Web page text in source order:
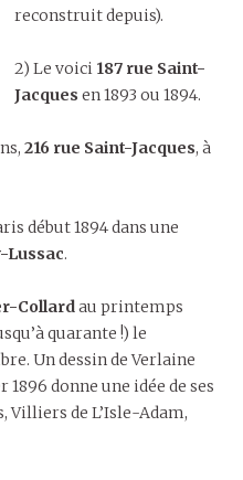
reconstruit depuis).
2) Le voici 187 rue Saint-
Jacques en 1893 ou 1894.
216 rue Saint-Jacques, à
début 1894 dans une
Lussac.
Collardau printemps
quarante !) le
Un dessin de Verlaine
1896 donne une idée de ses
Villiers de L’Isle-Adam,